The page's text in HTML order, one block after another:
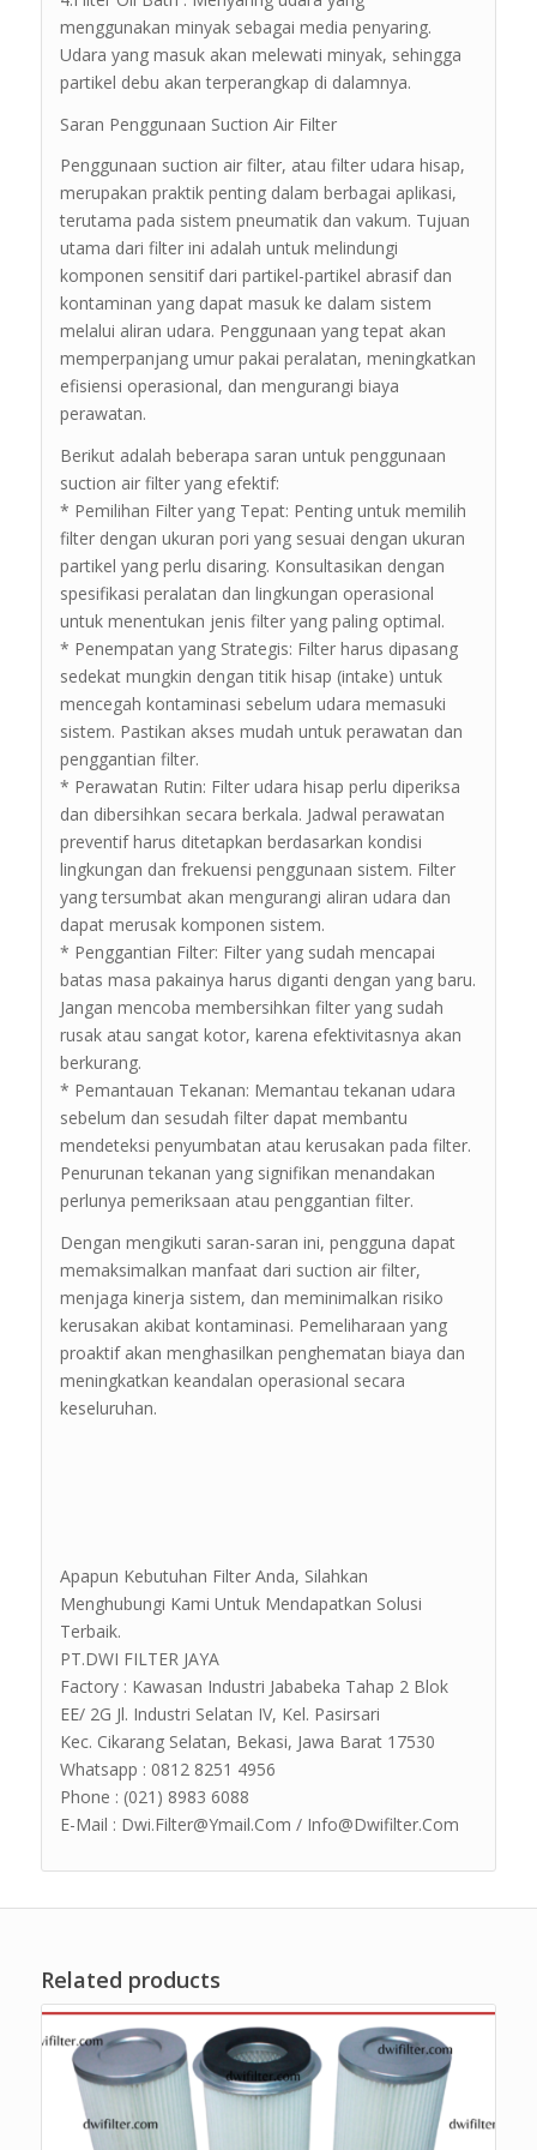
menggunakan minyak sebagai media penyaring.
Udara yang masuk akan melewati minyak, sehingga
partikel debu akan terperangkap di dalamnya.
Saran Penggunaan Suction Air Filter
Penggunaan suction air filter, atau filter udara hisap,
merupakan praktik penting dalam berbagai aplikasi,
terutama pada sistem pneumatik dan vakum. Tujuan
utama dari filter ini adalah untuk melindungi
komponen sensitif dari partikel-partikel abrasif dan
kontaminan yang dapat masuk ke dalam sistem
melalui aliran udara. Penggunaan yang tepat akan
memperpanjang umur pakai peralatan, meningkatkan
efisiensi operasional, dan mengurangi biaya
perawatan.
Berikut adalah beberapa saran untuk penggunaan
suction air filter yang efektif:
* Pemilihan Filter yang Tepat: Penting untuk memilih
filter dengan ukuran pori yang sesuai dengan ukuran
partikel yang perlu disaring. Konsultasikan dengan
spesifikasi peralatan dan lingkungan operasional
untuk menentukan jenis filter yang paling optimal.
* Penempatan yang Strategis: Filter harus dipasang
sedekat mungkin dengan titik hisap (intake) untuk
mencegah kontaminasi sebelum udara memasuki
sistem. Pastikan akses mudah untuk perawatan dan
penggantian filter.
* Perawatan Rutin: Filter udara hisap perlu diperiksa
dan dibersihkan secara berkala. Jadwal perawatan
preventif harus ditetapkan berdasarkan kondisi
lingkungan dan frekuensi penggunaan sistem. Filter
yang tersumbat akan mengurangi aliran udara dan
dapat merusak komponen sistem.
* Penggantian Filter: Filter yang sudah mencapai
batas masa pakainya harus diganti dengan yang baru.
Jangan mencoba membersihkan filter yang sudah
rusak atau sangat kotor, karena efektivitasnya akan
berkurang.
* Pemantauan Tekanan: Memantau tekanan udara
sebelum dan sesudah filter dapat membantu
mendeteksi penyumbatan atau kerusakan pada filter.
Penurunan tekanan yang signifikan menandakan
perlunya pemeriksaan atau penggantian filter.
Dengan mengikuti saran-saran ini, pengguna dapat
memaksimalkan manfaat dari suction air filter,
menjaga kinerja sistem, dan meminimalkan risiko
kerusakan akibat kontaminasi. Pemeliharaan yang
proaktif akan menghasilkan penghematan biaya dan
meningkatkan keandalan operasional secara
keseluruhan.
Apapun Kebutuhan Filter Anda, Silahkan
Menghubungi Kami Untuk Mendapatkan Solusi
Terbaik.
PT.DWI FILTER JAYA
Factory : Kawasan Industri Jababeka Tahap 2 Blok
EE/ 2G Jl. Industri Selatan IV, Kel. Pasirsari
Kec. Cikarang Selatan, Bekasi, Jawa Barat 17530
Whatsapp : 0812 8251 4956
Phone : (021) 8983 6088
E-Mail : Dwi.Filter@Ymail.Com / Info@Dwifilter.Com
Related products